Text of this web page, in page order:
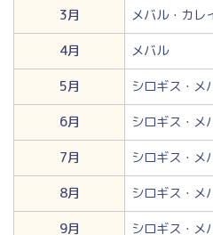
3月
メバル・カレ
4月
メバル
5月
シロギス・メ
6月
シロギス・メ
7月
シロギス・メ
8月
シロギス・メ
9月
シロギス・メ